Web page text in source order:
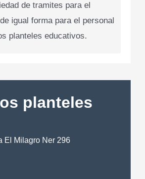
de tramites para el
igual forma para el personal
planteles educativos.
planteles
El Milagro Ner 296